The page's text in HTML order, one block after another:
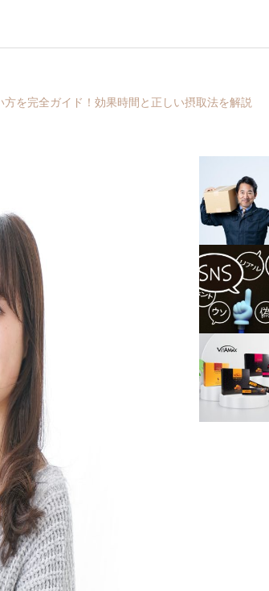
方を完全ガイド！効果時間と正しい摂取法を解説